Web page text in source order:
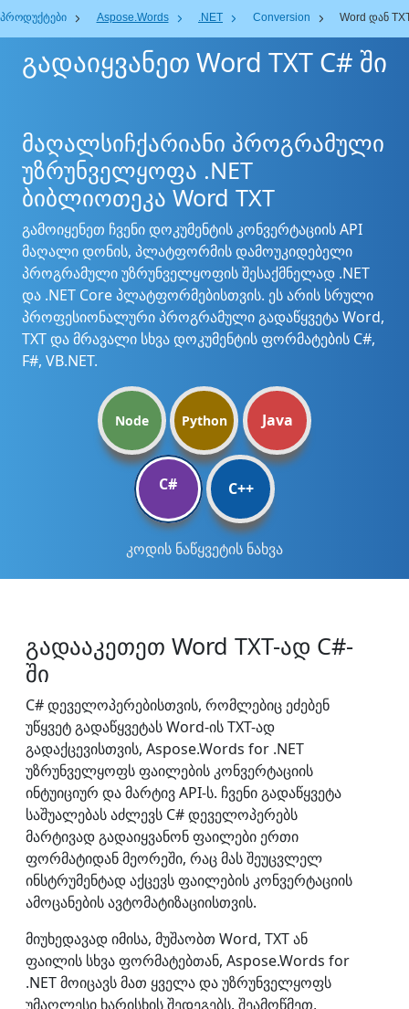
პროდუქტები Aspose.Words .NET Conversion Word დან
გადაიყვანეთ Word TXT C# ში
მაღალსიჩქარიანი პროგრამული
უზრუნველყოფა .NET
ბიბლიოთეკა Word TXT
გამოიყენეთ ჩვენი დოკუმენტის კონვერტაციის API
მაღალი დონის, პლატფორმის დამოუკიდებელი
პროგრამული უზრუნველყოფის შესაქმნელად .NET
და .NET Core პლატფორმებისთვის. ეს არის სრული
პროფესიონალური პროგრამული გადაწყვეტა Word,
TXT და მრავალი სხვა დოკუმენტის ფორმატების C#,
F#, VB.NET.
Node Python Java
C# C++
კოდის ნაწყვეტის ნახვა
გადააკეთეთ Word TXT-ად C#-
ში
C# დეველოპერებისთვის, რომლებიც ეძებენ
უწყვეტ გადაწყვეტას Word-ის TXT-ად
გადაქცევისთვის, Aspose.Words for .NET
უზრუნველყოფს ფაილების კონვერტაციის
ინტუიციურ და მარტივ API-ს. ჩვენი გადაწყვეტა
საშუალებას აძლევს C# დეველოპერებს
მარტივად გადაიყვანონ ფაილები ერთი
ფორმატიდან მეორეში, რაც მას შეუცვლელ
ინსტრუმენტად აქცევს ფაილების კონვერტაციის
ამოცანების ავტომატიზაციისთვის.
მიუხედავად იმისა, მუშაობთ Word, TXT ან
ფაილის სხვა ფორმატებთან, Aspose.Words for
.NET მოიცავს მათ ყველა და უზრუნველყოფს
უმაღლესი ხარისხის შედეგებს. შეამოწმეთ,